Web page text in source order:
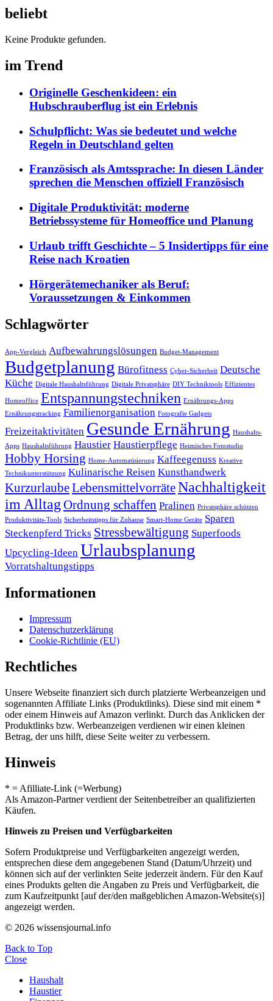
beliebt
Keine Produkte gefunden.
im Trend
Originelle Geschenkideen: ein
Hubschrauberflug ist ein Erlebnis
Schulpflicht: Was sie bedeutet und welche
Regeln in Deutschland gelten
Französisch als Amtssprache: In diesen Länder
sprechen die Menschen offiziell Französisch
Digitale Produktivität: moderne
Betriebssysteme für Homeoffice und Planung
Urlaub trifft Geschichte – 5 Insidertipps für eine
Reise nach Kroatien
Hörgerätemechaniker als Beruf:
Voraussetzungen & Einkommen
Schlagwörter
App-Vergleich Aufbewahrungslösungen Budget-Management
Budgetplanung Bürofitness Cyber-Sicherheit Deutsche
Küche Digitale Haushaltsführung Digitale Privatsphäre DIY Techniktools Effizientes
Homeoffice Entspannungstechniken Ernährungs-Apps
Ernährungstracking Familienorganisation Fotografie Gadgets
Freizeitaktivitäten Gesunde Ernährung Haushalts-
Apps Haushaltsführung Haustier Haustierpflege Heimisches Fotostudio
Hobby Horsing Home-Automatisierung Kaffeegenuss Kreative
Technikunterstützung Kulinarische Reisen Kunsthandwerk
KurzurlaubeLebensmittelvorräteNachhaltigkeit
im Alltag Ordnung schaffen Pralinen Privatsphäre schützen
Produktivitäts-Tools Sicherheitstipps für Zuhause Smart-Home Geräte Sparen
Steckenpferd Tricks Stressbewältigung Superfoods
Upcycling-Ideen Urlaubsplanung
Vorratshaltungstipps
Informationen
Impressum
Datenschutzerklärung
Cookie-Richtlinie (EU)
Rechtliches
Unsere Webseite finanziert sich durch platzierte Werbeanzeigen und
sogenannten Affiliate Links (Produktlinks). Diese sind mit einem *
oder einem Hinweis auf Amazon verlinkt. Durch das Anklicken der
Produktlinks bzw. Werbeanzeigen verdienen wir einen kleinen
Betrag, der uns hilft, diese Seite weiter zu verbessern.
Hinweis
* = Afilliate-Link (=Werbung)
Als Amazon-Partner verdient der Seitenbetreiber an qualifizierten
Käufen.
Hinweis zu Preisen und Verfügbarkeiten
Sofern Produktpreise und Verfügbarkeiten angezeigt werden,
entsprechen diese dem angegebenen Stand (Datum/Uhrzeit) und
können sich auf der verlinkten Seite jederzeit ändern. Für den Kauf
eines Produkts gelten die Angaben zu Preis und Verfügbarkeit, die
zum Kaufzeitpunkt [auf der/den maßgeblichen Amazon-Website(s)]
angezeigt werden.
© 2026 wissensjournal.info
Back to Top
Close
Haushalt
Haustier